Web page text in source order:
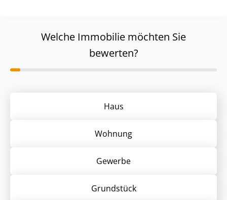
Welche Immobilie möchten Sie
bewerten?
Haus
Wohnung
Gewerbe
Grund­stück